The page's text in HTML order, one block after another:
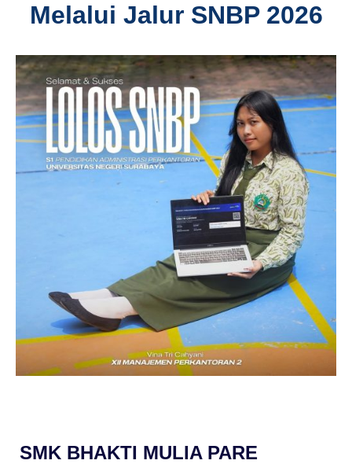
Melalui Jalur SNBP 2026
SMK BHAKTI MULIA PARE